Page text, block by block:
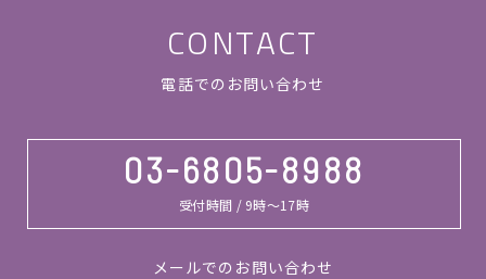
CONTACT
電話でのお問い合わせ
03-6805-8988
受付時間 / 9時～17時
メールでのお問い合わせ